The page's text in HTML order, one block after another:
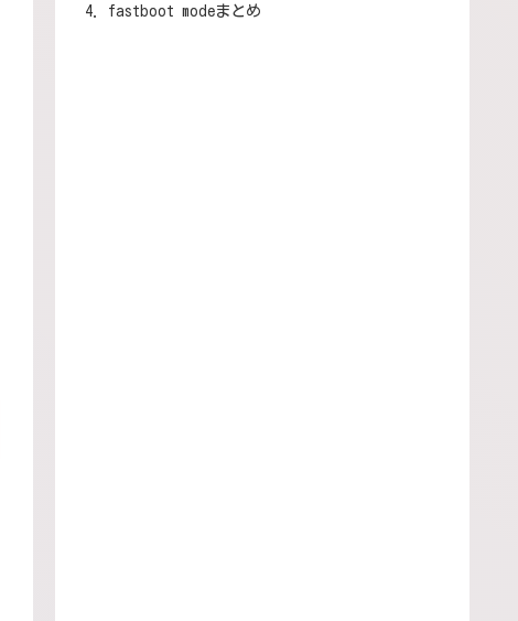
fastboot modeまとめ